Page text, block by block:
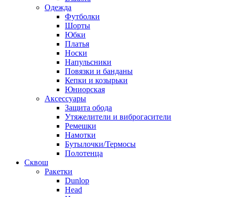
Одежда
Футболки
Шорты
Юбки
Платья
Носки
Напульсники
Повязки и банданы
Кепки и козырьки
Юниорская
Аксессуары
Защита обода
Утяжелители и виброгасители
Ремешки
Намотки
Бутылочки/Термосы
Полотенца
Сквош
Ракетки
Dunlop
Head